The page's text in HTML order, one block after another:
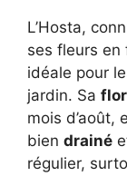
L’Hosta,
ses fleurs en
idéale pour
jardin. Sa
mois d’août,
bien drainé
régulier,